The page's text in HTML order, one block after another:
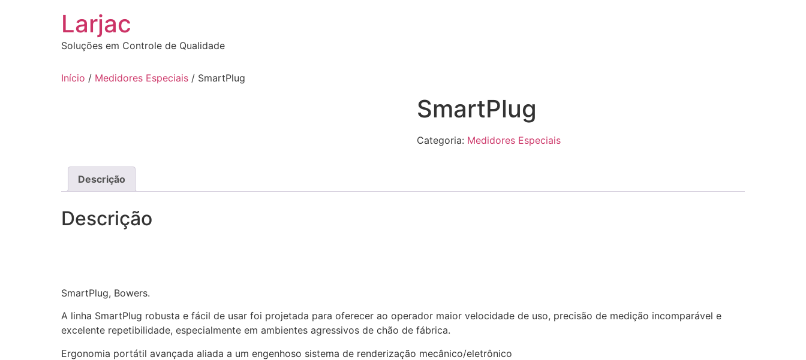
Larjac
Soluções em Controle de Qualidade
Início / Medidores Especiais / SmartPlug
SmartPlug
Categoria: Medidores Especiais
Descrição
Descrição
SmartPlug, Bowers.
A linha SmartPlug robusta e fácil de usar foi projetada para oferecer ao operador maior velocidade de uso, precisão de medição incomparável e
excelente repetibilidade, especialmente em ambientes agressivos de chão de fábrica.
Ergonomia portátil avançada aliada a um engenhoso sistema de renderização mecânico/eletrônico